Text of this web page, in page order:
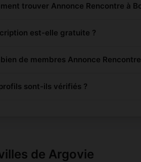
trouver Annonce Rencontre à
est-elle gratuite ?
de membres Annonce
sont-ils vérifiés ?
de Argovie